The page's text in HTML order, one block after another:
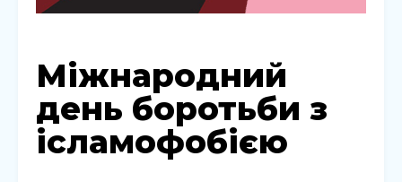
Міжнародний
день боротьби з
ісламофобією